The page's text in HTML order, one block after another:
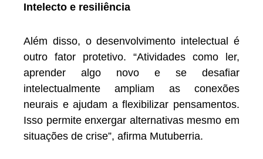
Intelecto e resiliência
Além disso, o desenvolvimento intelectual é
outro fator protetivo. “Atividades como ler,
aprender algo novo e se desafiar
intelectualmente ampliam as conexões
neurais e ajudam a flexibilizar pensamentos.
Isso permite enxergar alternativas mesmo em
situações de crise”, afirma Mutuberria.